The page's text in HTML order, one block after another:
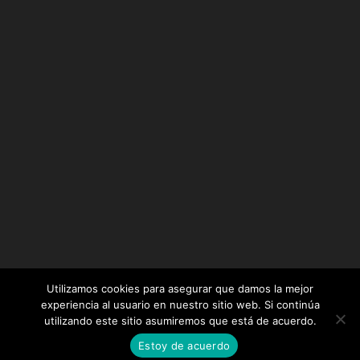
Diseñado por Elegant Themes| Desarrollado por
WordPress
Utilizamos cookies para asegurar que damos la mejor
experiencia al usuario en nuestro sitio web. Si continúa
utilizando este sitio asumiremos que está de acuerdo.
Estoy de acuerdo